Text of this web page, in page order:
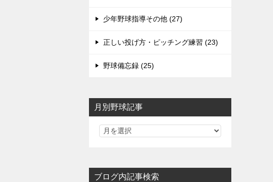
少年野球指導その他 (27)
正しい投げ方・ピッチング練習 (23)
野球備忘録 (25)
月別野球記事
ブログ内記事検索